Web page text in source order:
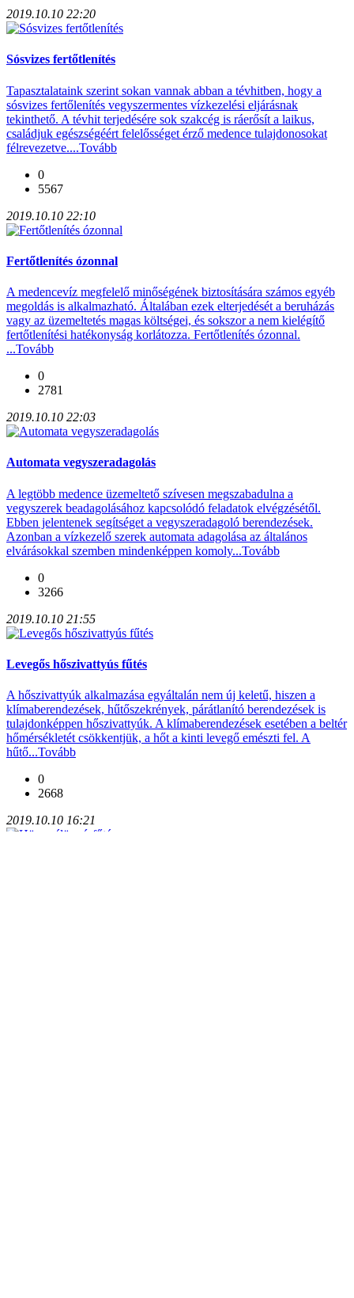
2019.10.10 22:20
Sósvizes fertőtlenítés
Tapasztalataink szerint sokan vannak abban a tévhitben, hogy a
sósvizes fertőlenítés vegyszermentes vízkezelési eljárásnak
tekinthető. A tévhit terjedésére sok szakcég is ráerősít a laikus,
családjuk egészségéért felelősséget érző medence tulajdonosokat
félrevezetve....Tovább
0
5567
2019.10.10 22:10
Fertőtlenítés ózonnal
A medencevíz megfelelő minőségének biztosítására számos egyéb
megoldás is alkalmazható. Általában ezek elterjedését a beruházás
vagy az üzemeltetés magas költségei, és sokszor a nem kielégítő
fertőtlenítési hatékonyság korlátozza. Fertőtlenítés ózonnal.
...Tovább
0
2781
2019.10.10 22:03
Automata vegyszeradagolás
A legtöbb medence üzemeltető szívesen megszabadulna a
vegyszerek beadagolásához kapcsolódó feladatok elvégzésétől.
Ebben jelentenek segítséget a vegyszeradagoló berendezések.
Azonban a vízkezelő szerek automata adagolása az általános
elvárásokkal szemben mindenképpen komoly...Tovább
0
3266
2019.10.10 21:55
Levegős hőszivattyús fűtés
A hőszivattyúk alkalmazása egyáltalán nem új keletű, hiszen a
klímaberendezések, hűtőszekrények, párátlanító berendezések is
tulajdonképpen hőszivattyúk. A klímaberendezések esetében a beltér
hőmérsékletét csökkentjük, a hőt a kinti levegő emészti fel. A
hűtő...Tovább
0
2668
2019.10.10 16:21